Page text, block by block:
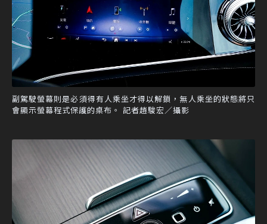
副駕駛螢幕則是必須得有人乘坐才得以解鎖，無人乘坐的狀態將只
會顯示螢幕程式保護的桌布。 記者趙駿宏／攝影